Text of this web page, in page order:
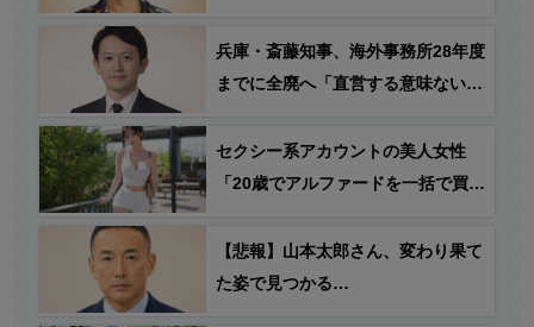
たら反対し始めた。結局、自分達が
与党になっても減税する気ないんじ
兵庫・斎藤知事、海外事務所28年度
までに全廃へ「直営する意味ないし
セクシー系アカウントの美人女性
「20歳でアルファードを一括で買っ
いものが映り込んでしまう…
【悲報】山本太郎さん、変わり果て
た姿で見つかる…